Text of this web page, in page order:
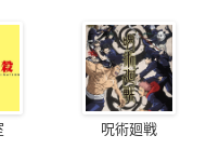
呪術廻戦